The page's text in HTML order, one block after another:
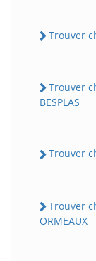
Trouver
Trouver
BESPLAS
Trouver
Trouver
ORMEAUX